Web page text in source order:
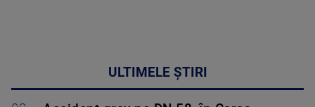
ULTIMELE ȘTIRI